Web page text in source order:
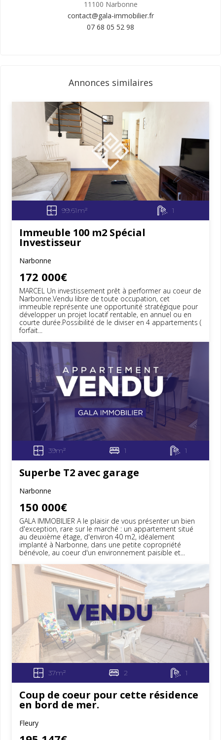
11100 Narbonne
contact@gala-immobilier.fr
07 68 05 52 98
Annonces similaires
99.61m² 1
Immeuble 100 m2 Spécial
Investisseur
Narbonne
172 000€
MARCEL Un investissement prêt à performer au coeur de
Narbonne.Vendu libre de toute occupation, cet
immeuble représente une opportunité stratégique pour
développer un projet locatif rentable, en annuel ou en
courte durée.Possibilité de le diviser en 4 appartements (
forfait...
39m² 1 1
Superbe T2 avec garage
Narbonne
150 000€
GALA IMMOBILIER A le plaisir de vous présenter un bien
d'exception, rare sur le marché : un appartement situé
au deuxième étage, d'environ 40 m2, idéalement
implanté à Narbonne, dans une petite copropriété
bénévole, au coeur d'un environnement paisible et...
37m² 2 1
Coup de coeur pour cette résidence
en bord de mer.
Fleury